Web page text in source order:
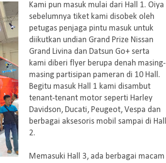
Kami pun masuk mulai dari Hall 1. Oiya
sebelumnya tiket kami disobek oleh
petugas penjaga pintu masuk untuk
diikutkan undian Grand Prize Nissan
Grand Livina dan Datsun Go+ serta
kami diberi flyer berupa denah masing-
masing partisipan pameran di 10 Hall.
Begitu masuk Hall 1 kami disambut
tenant-tenant motor seperti Harley
Davidson, Ducati, Peugeot, Vespa dan
berbagai aksesoris mobil sampai di Hall
2.
Memasuki Hall 3, ada berbagai macam